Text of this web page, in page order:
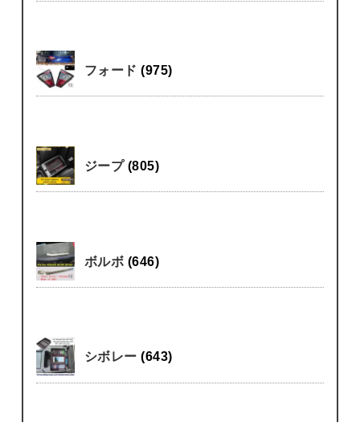
フォード(975)
ジープ (805)
ボルボ (646)
シボレー(643)